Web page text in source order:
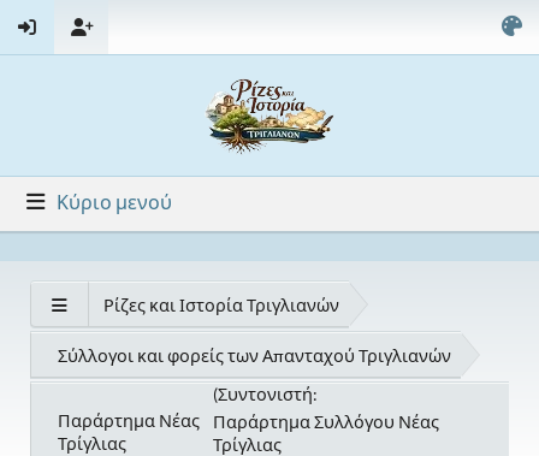
Κύριο μενού
Ρίζες και Ιστορία Τριγλιανών
Σύλλογοι και φορείς των Απανταχού Τριγλιανών
Παράρτημα Νέας
Τρίγλιας
(Συντονιστή:
Παράρτημα Συλλόγου Νέας
Τρίγλιας